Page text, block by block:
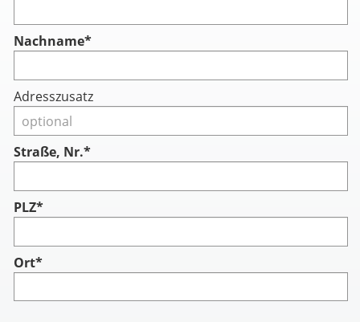
Nachname*
Adresszusatz
Straße, Nr.*
PLZ*
Ort*